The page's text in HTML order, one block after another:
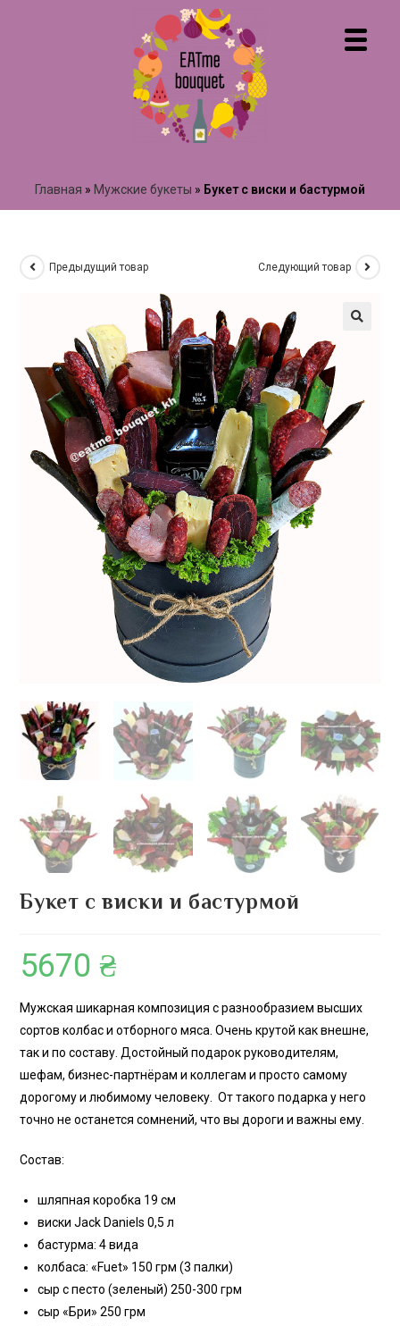
Главная » Мужские букеты » Букет с виски и бастурмой
Предыдущий товар Следующий товар
Букет с виски и бастурмой
5670₴
Мужская шикарная композиция с разнообразием высших
сортов колбас и отборного мяса. Очень крутой как внешне,
так и по составу. Достойный подарок руководителям,
шефам, бизнес-партнёрам и коллегам и просто самому
дорогому и любимому человеку. От такого подарка у него
точно не останется сомнений, что вы дороги и важны ему.
Состав:
шляпная коробка 19 см
виски Jack Daniels 0,5 л
бастурма: 4 вида
колбаса: «Fuet» 150 грм (3 палки)
сыр с песто (зеленый) 250-300 грм
сыр «Бри» 250 грм